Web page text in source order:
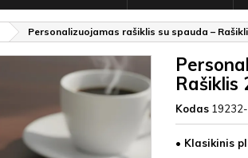
Personalizuojamas rašiklis su spauda –
Rašiklis
Kodas
• Klasikinis